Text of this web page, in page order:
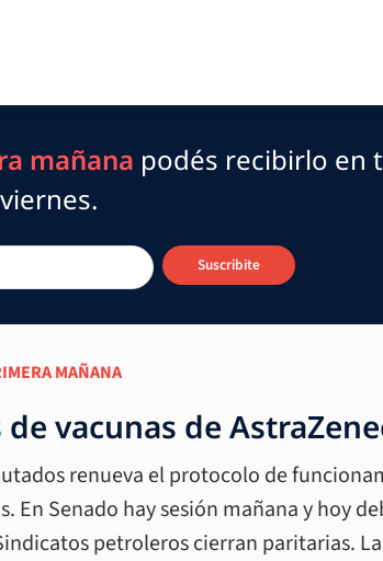
mañana podés recibirlo en
Suscribite
MAÑANA
vacunas de
renueva el protocolo de
En Senado hay sesión mañana y hoy
petroleros cierran paritarias.